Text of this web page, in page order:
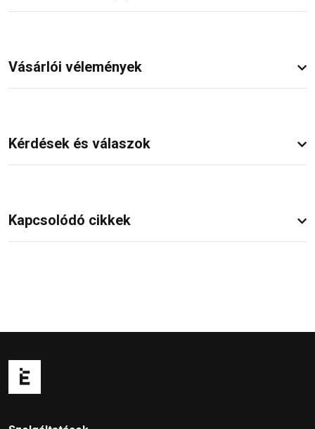
Vásárlói vélemények
Kérdések és válaszok
Kapcsolódó cikkek